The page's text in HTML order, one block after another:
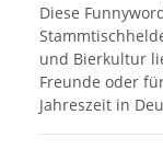
Diese
und Bierkultur
Freunde oder
Jahreszeit in